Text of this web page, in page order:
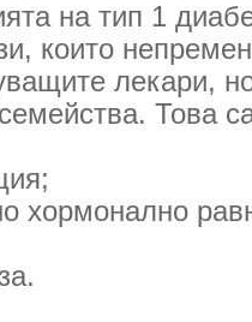
на тип 1
които
лекари,
Това
хормонално